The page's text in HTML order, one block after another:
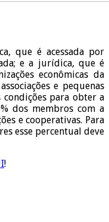
que é acessada por
e a jurídica, que é
econômicas da
e pequenas
para obter a
dos membros com a
e cooperativas. Para
esse percentual deve
!